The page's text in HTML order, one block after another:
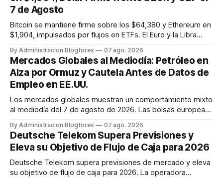
7 de Agosto
Bitcoin se mantiene firme sobre los $64,380 y Ethereum en
$1,904, impulsados por flujos en ETFs. El Euro y la Libra
ligeramente ante el Yen.
By Administracion Blogforex 07 ago. 2026
Mercados Globales al Mediodía: Petróleo en
Alza por Ormuz y Cautela Antes de Datos de
Empleo en EE.UU.
Los mercados globales muestran un comportamiento mixto
al mediodía del 7 de agosto de 2026. Las bolsas europeas
resultados dispares y los futuros de EE.UU. se muestran
planos tras las caídas del jueves. El petróleo Brent supera
los 83 dólares y ...
By Administracion Blogforex 07 ago. 2026
Deutsche Telekom Supera Previsiones y
Eleva su Objetivo de Flujo de Caja para 2026
Deutsche Telekom supera previsiones de mercado y eleva
su objetivo de flujo de caja para 2026. La operadora